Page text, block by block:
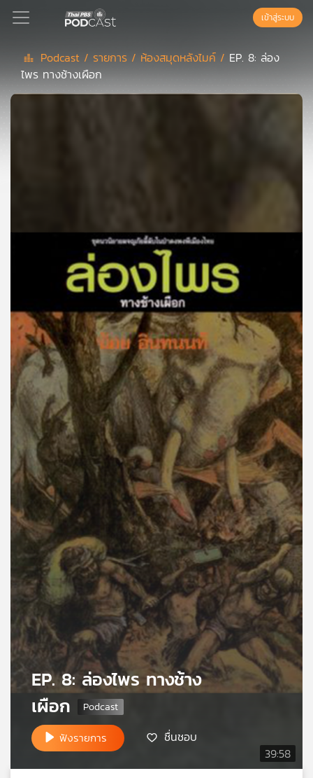
Podcast
คุณ
เพลง
บทความ
ข่าว
และ
กิจกรรม
เกี่ยว
กับ
เรา
เครือ
ข่าย
วิทยุ
ไทย
เข้าสู่ระบบ
Podcast / รายการ / ห้องสมุดหลังไมค์ / EP. 8: ล่อง
ไพร ทางช้างเผือก
39:58
EP. 8: ล่องไพร ทางช้าง
เผือก
ฟังรายการ ชื่นชอบ